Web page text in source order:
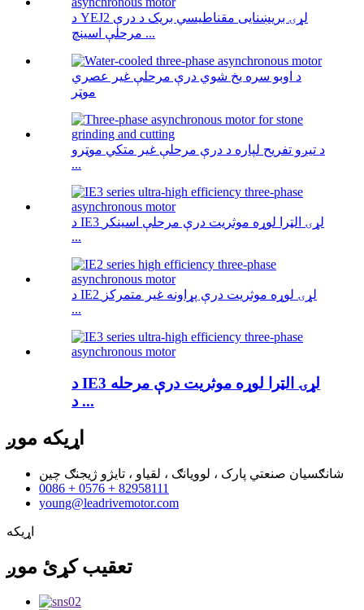
د YEJ2 لړۍ بریښنایی مقناطیسي بریک د درې
مرحلې اسینچ ...
د اوبو سره یخ شوي درې مرحلې غیر عصري
موټر
د تیږو تفریح ​​لپاره د درې مرحلې غیر متکي موټرو
...
د IE3 لړۍ الټرا لوړه موثریت درې مرحلې اسینکر
...
د IE2 لړۍ لوړه موثریت درې پړاونه غیر متمرکز
...
د IE3 لړۍ الټرا لوړه موثریت درې مرحله
د ...
اړیکه موږ
شانګسیان صنعتي پارک ، لوویانګ ، لقیاو ، تایژو ژیجنګ چین
0086 + 0576 + 82958111
young@leadrivemotor.com
اړیکه
تعقیب کړئ موږ